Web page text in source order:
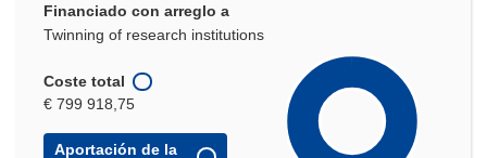
Financiado con arreglo a
Twinning of research institutions
Coste total
€ 799 918,75
Aportación de la